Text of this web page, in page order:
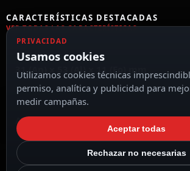
CARACTERÍSTICAS DESTACADAS
VER TODAS LAS CARACTERÍSTICAS
Dimensiones
31 (An) x 53 (Al) x 11 (Fo) mm
Alta frecuencia 2.4 GHz
PRIVACIDAD
Usamos cookies
Utilizamos cookies técnicas
permiso, analítica y publicidad para
medir campañas.
Aceptar todas
Rechazar no necesarias